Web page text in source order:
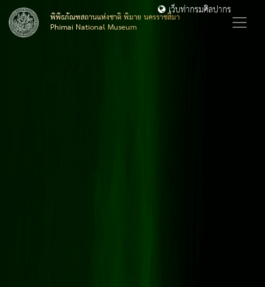
พิพิธภัณฑสถานแห่งชาติ พิมาย นครราชสีมา
Phimai National Museum
เว็บท่ากรมศิลปากร